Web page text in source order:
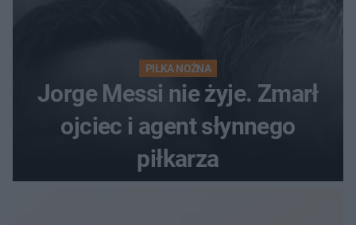
PIŁKA NOŻNA
Jorge Messi nie żyje. Zmarł
ojciec i agent słynnego
piłkarza